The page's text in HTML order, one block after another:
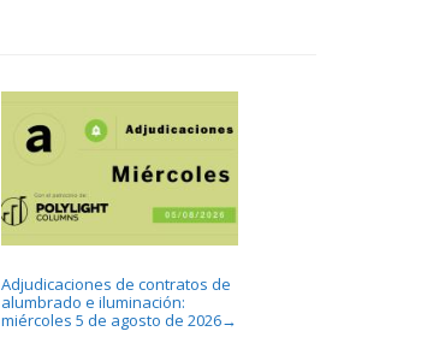
Adjudicaciones de contratos de
alumbrado e iluminación:
miércoles 5 de agosto de 2026→